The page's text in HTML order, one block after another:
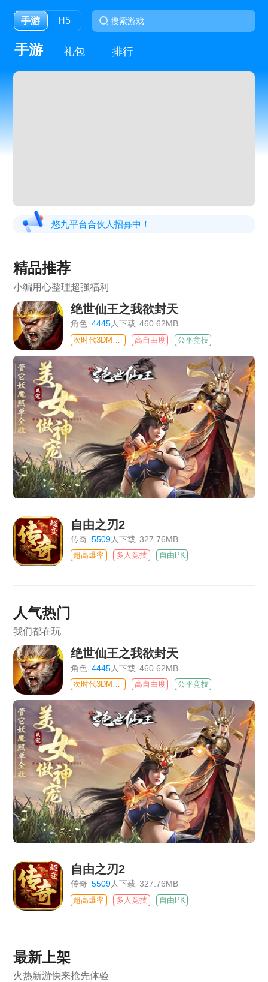
手游 H5
手游 礼包 排行
悠九平台合伙人招募中！
精品推荐
小编用心整理超强福利
绝世仙王之我欲封天
角色 4445人下载 460.62MB
高自由度 公平竞技
自由之刃2
传奇 5509人下载 327.76MB
超高爆率 多人竞技 自由PK
人气热门
我们都在玩
绝世仙王之我欲封天
角色 4445人下载 460.62MB
高自由度 公平竞技
自由之刃2
传奇 5509人下载 327.76MB
超高爆率 多人竞技 自由PK
最新上架
火热新游快来抢先体验